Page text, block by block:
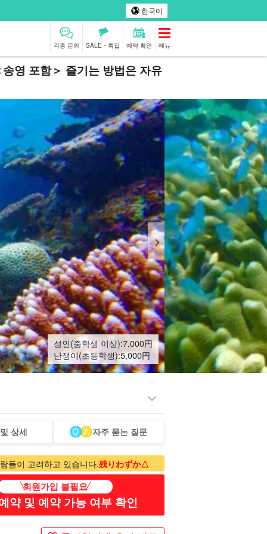
한국어
각종 문의 SALE・특집 예약 확인 메뉴
영 포함＞ 즐기는 방법은 자유
성인(중학생 이상):7,000円
난쟁이(초등학생):5,000円
상세 자주 묻는 질문
들이 고려하고 있습니다.残りわずか△
회원가입 불필요
약 및 예약 가능 여부 확인